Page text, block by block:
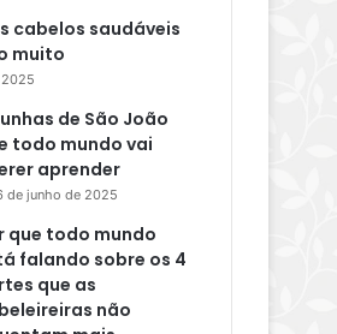
cabelos saudáveis
muito
de São João
todo mundo vai
aprender
de junho de 2025
que todo mundo
falando sobre os 4
que as
não